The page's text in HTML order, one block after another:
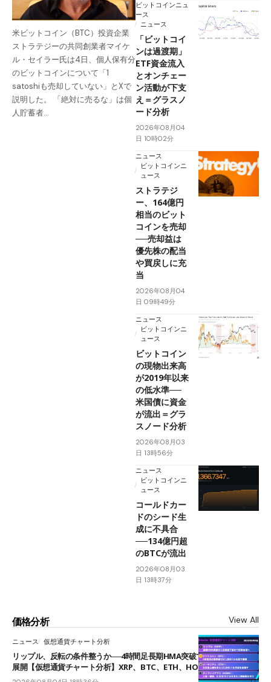
米ビットコイン（BTC）投資企業
ストラテジーの共同創業者マイケ
ル・セイラー氏は4日、個人保有分
のビットコインについて「1
satoshiも売却していない」とXで
説明した。 「絶対に売るな」は個
人貯蓄者…
ビットコインニュ
ース
ニュース
「ビットコイ
ンは過渡期」
ETF資金流入
とオンチェー
ン活動が下支
え＝グラスノ
ード分析
2026年08月04
日 10時02分
ニュース
ビットコインニ
ュース
ストラテジ
ー、164億円
相当のビット
コインを売却
──売却益は
優先株の配当
や買戻しに充
当
2026年08月04
日 09時49分
ニュース
ビットコインニ
ュース
ビットコイン
の現物出来高
が2019年以来
の低水準──
米国債に資金
が流出＝グラ
スノード分析
2026年08月03
日 13時56分
ニュース
ビットコインニ
ュース
コールドカー
ドのシード生
成に不具合
──134億円超
のBTCが流出
2026年08月03
日 13時37分
価格分析 View All
ニュース 仮想通貨チャート分析
リップル、反転の条件整うか──4時間足長期HMA突破で雲下端を目指す
展開【仮想通貨チャート分析】XRP、BTC、ETH、HOME